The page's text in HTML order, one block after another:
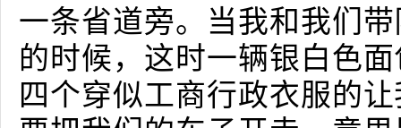
一条省道旁。当我和我们
的时候，这时一辆银白色
四个穿似工商行政衣服的